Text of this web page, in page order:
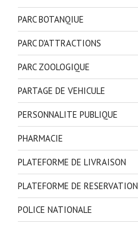
PARC BOTANQIUE
PARC D'ATTRACTIONS
PARC ZOOLOGIQUE
PARTAGE DE VEHICULE
PERSONNALITE PUBLIQUE
PHARMACIE
PLATEFORME DE LIVRAISON
PLATEFORME DE RESERVATION
POLICE NATIONALE